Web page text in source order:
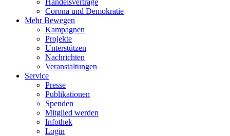
Corona und Demokratie
Mehr Bewegen
Kampagnen
Projekte
Unterstützen
Nachrichten
Veranstaltungen
Service
Presse
Publikationen
Spenden
Mitglied werden
Infothek
Login